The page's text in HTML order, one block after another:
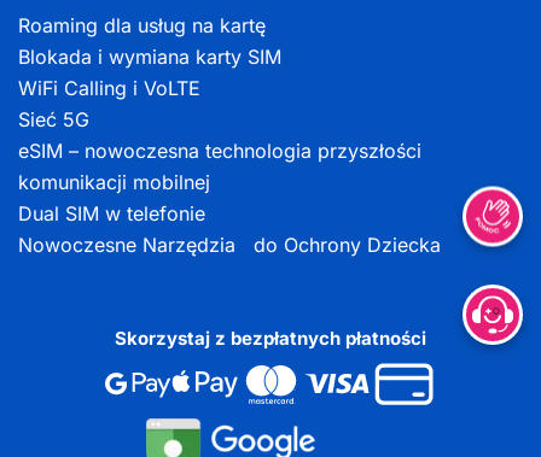
Roaming dla usług na kartę
Blokada i wymiana karty SIM
WiFi Calling i VoLTE
Sieć 5G
eSIM – nowoczesna technologia przyszłości
komunikacji mobilnej
Dual SIM w telefonie
Nowoczesne Narzędzia do Ochrony Dziecka
Skorzystaj z bezpłatnych płatności